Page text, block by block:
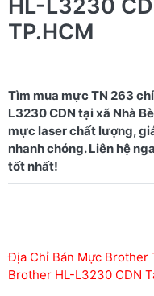
HL-L3230
TP.HCM
Tìm mua mực TN 263
L3230 CDN tại xã Nhà
mực laser chất lượng,
nhanh chóng. Liên hệ
Địa Chỉ Bán Mực Brother
Brother HL-L3230 CDN